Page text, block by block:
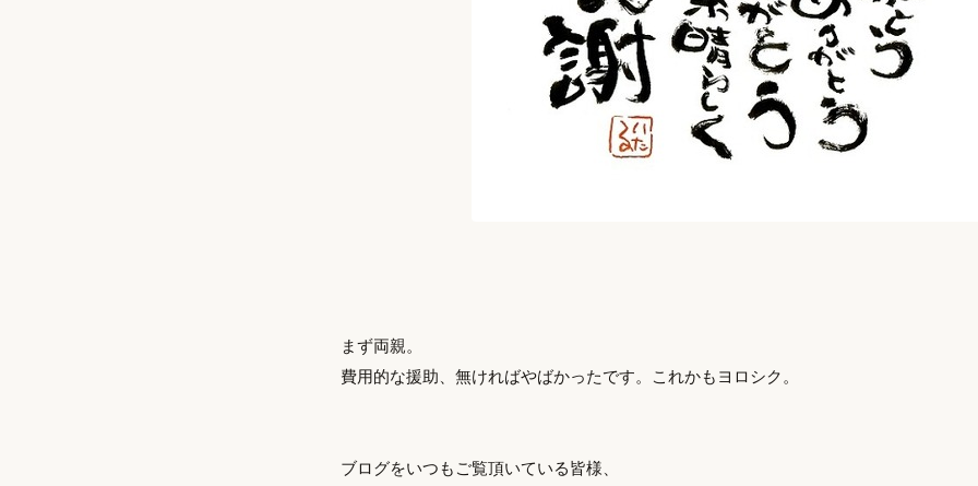
まず両親。
費用的な援助、無ければやばかったです。これかもヨロシク。
ブログをいつもご覧頂いている皆様、